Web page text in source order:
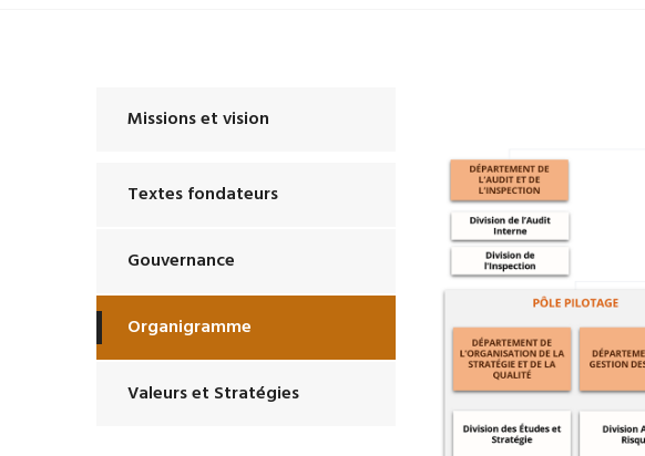
Missions et vision
Textes fondateurs
Gouvernance
Organigramme
Valeurs et Stratégies